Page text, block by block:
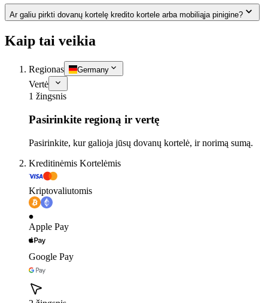
Ar galiu pirkti dovanų kortelę kredito kortele arba mobiliąja pinigine?
Kaip tai veikia
Regionas Germany
Vertė
1 žingsnis
Pasirinkite regioną ir vertę
Pasirinkite, kur galioja jūsų dovanų kortelė, ir norimą sumą.
Kreditinėmis Kortelėmis
Kriptovaliutomis
Apple Pay
Google Pay